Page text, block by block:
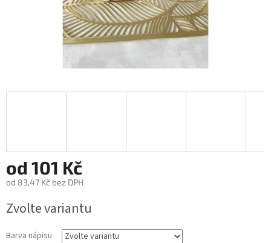
od 101 Kč
od 83,47 Kč bez DPH
cena:
Zvolte variantu
Barva nápisu